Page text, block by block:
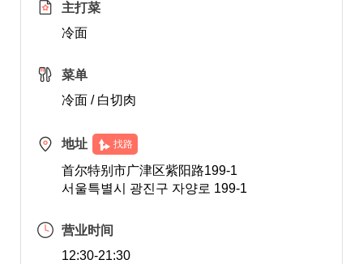
主打菜
冷面
菜单
冷面 / 白切肉
地址 找路
首尔特别市广津区紫阳路199-1
서울특별시 광진구 자양로 199-1
营业时间
12:30-21:30